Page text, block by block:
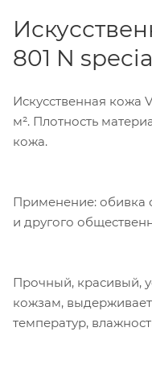
801 N
Искусственная кожа
м². Плотность
кожа.
Применение: обивка
и другого
Прочный, красивый,
кожзам,
температур,